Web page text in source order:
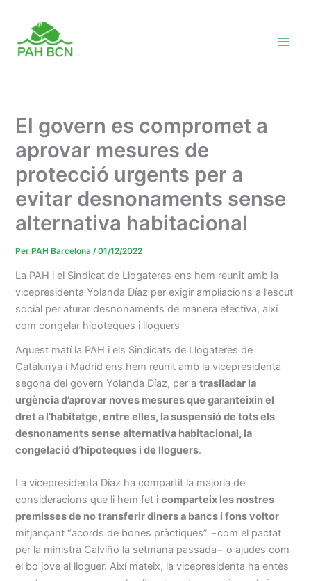
contingut
El govern es compromet a
aprovar mesures de
protecció urgents per a
evitar desnonaments sense
alternativa habitacional
Per PAH Barcelona/01/12/2022
La PAH i el Sindicat de Llogateres ens hem reunit amb la
vicepresidenta Yolanda Díaz per exigir ampliacions a l’escut
social per aturar desnonaments de manera efectiva, així
com congelar hipoteques i lloguers
Aquest matí la PAH i els Sindicats de Llogateres de
Catalunya i Madrid ens hem reunit amb la vicepresidenta
segona del govern Yolanda Díaz, per atraslladar la
urgència d’aprovar noves mesures que garanteixin el
dret a l’habitatge, entre elles, la suspensió de tots els
desnonaments sense alternativa habitacional, la
congelació d’hipoteques i de lloguers.
La vicepresidenta Díaz ha compartit la majoria de
consideracions que li hem fet icomparteix les nostres
premisses de no transferir diners a bancs i fons voltor
mitjançant “acords de bones pràctiques” −com el pactat
per la ministra Calviño la setmana passada− o ajudes com
el bo jove al lloguer. Així mateix, la vicepresidenta ha entès